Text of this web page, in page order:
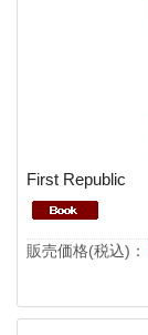
First Republic
販売価格(税込)：